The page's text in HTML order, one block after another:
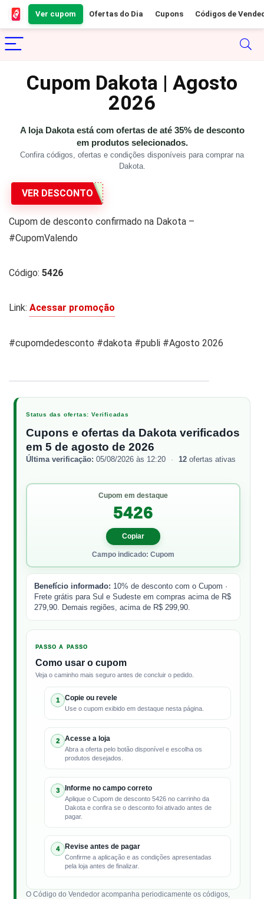
Ver cupom Ofertas do Dia Cupons Códigos de
Cupom Dakota | Agosto
2026
A loja Dakota está com ofertas de até 35% de desconto
em produtos selecionados.
Confira códigos, ofertas e condições disponíveis para comprar na
Dakota.
‹ ›
VER DESCONTO
Cupom de desconto confirmado na Dakota –
#CupomValendo
Código: 5426
Link: Acessar promoção
#cupomdedesconto #dakota #publi #Agosto 2026
Status das ofertas: Verificadas
Cupons e ofertas da Dakota verificados
em 5 de agosto de 2026
Última verificação: 05/08/2026 às 12:20 · 12 ofertas ativas
Cupom em destaque
5426
Copiar
Campo indicado: Cupom
Benefício informado: 10% de desconto com o Cupom ·
Frete grátis para Sul e Sudeste em compras acima de R$
279,90. Demais regiões, acima de R$ 299,90.
PASSO A PASSO
Como usar o cupom
Veja o caminho mais seguro antes de concluir o pedido.
1
Copie ou revele
Use o cupom exibido em destaque nesta página.
2
Acesse a loja
Abra a oferta pelo botão disponível e escolha os
produtos desejados.
3
Informe no campo correto
Aplique o Cupom de desconto 5426 no carrinho da
Dakota e confira se o desconto foi ativado antes de
pagar.
4
Revise antes de pagar
Confirme a aplicação e as condições apresentadas
pela loja antes de finalizar.
O Código do Vendedor acompanha periodicamente os códigos,